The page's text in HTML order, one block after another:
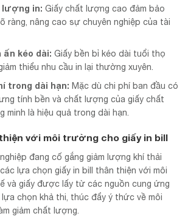
lượng in: Giấy chất lượng cao đảm bảo
ràng, nâng cao sự chuyên nghiệp của tài
ấn kéo dài: Giấy bền bỉ kéo dài tuổi thọ
thiểu nhu cầu in lại thường xuyên.
trong dài hạn: Mặc dù chi phí ban đầu có
tính bền và chất lượng của giấy chất
minh là hiệu quả trong dài hạn.
với môi trường cho giấy in bill
đang cố gắng giảm lượng khí thải
lựa chọn giấy in bill thân thiện với môi
và giấy được lấy từ các nguồn cung ứng
chọn khả thi, thúc đẩy ý thức về môi
giảm chất lượng.